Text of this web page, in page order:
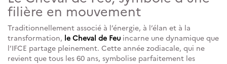
filière en mouvement
Traditionnellement associé à l’énergie, à l’élan et à la
transformation, le Cheval de Feu incarne une dynamique que
l’IFCE partage pleinement. Cette année zodiacale, qui ne
revient que tous les 60 ans, symbolise parfaitement les